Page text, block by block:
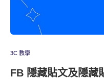
3C 教學
FB 隱藏貼文及隱藏